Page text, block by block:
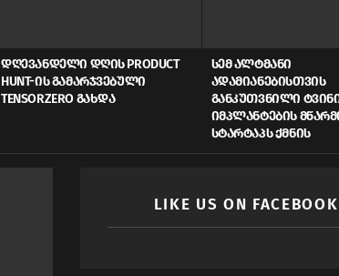
ᲓᲦᲔᲕᲐᲜᲓᲔᲚᲘ ᲓᲦᲘᲡ PRODUCT
HUNT-ᲘᲡ ᲒᲐᲛᲐᲠᲯᲕᲔᲑᲣᲚᲘ
TENSORZERO ᲒᲐᲮᲓᲐ
ᲡᲔᲛ ᲐᲚᲢᲛᲐᲜᲘ
ᲐᲓᲐᲛᲘᲐᲜᲔᲑᲘᲡᲗᲕᲘᲡ
ᲒᲐᲜᲙᲣᲗᲕᲜᲘᲚᲘ
ᲘᲛᲞᲚᲐᲜᲢᲔᲑᲘᲡ
ᲡᲢᲐᲠᲢᲐᲞᲡ ᲥᲛᲜᲘᲡ
LIKE US ON FACEBOOK